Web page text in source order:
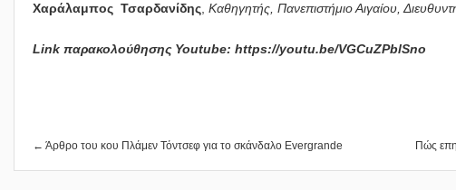
Χαράλαμπος Τσαρδανίδης Καθηγητής, Πανεπιστήμιο Αιγαίου,
Link παρακολούθησης Youtube: https://youtu.be/VGCuZPblSno
← Άρθρο του κου Πλάμεν Τόντσεφ για το σκάνδαλο Evergrande Πώς